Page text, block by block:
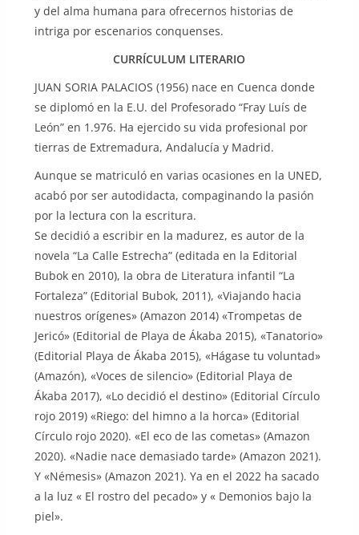
y del alma humana para ofrecernos historias de
intriga por escenarios conquenses.
CURRÍCULUM LITERARIO
JUAN SORIA PALACIOS (1956) nace en Cuenca donde
se diplomó en la E.U. del Profesorado “Fray Luís de
León” en 1.976. Ha ejercido su vida profesional por
tierras de Extremadura, Andalucía y Madrid.
Aunque se matriculó en varias ocasiones en la UNED,
acabó por ser autodidacta, compaginando la pasión
por la lectura con la escritura.
Se decidió a escribir en la madurez, es autor de la
novela “La Calle Estrecha” (editada en la Editorial
Bubok en 2010), la obra de Literatura infantil “La
Fortaleza” (Editorial Bubok, 2011), «Viajando hacia
nuestros orígenes» (Amazon 2014) «Trompetas de
Jericó» (Editorial de Playa de Ákaba 2015), «Tanatorio»
(Editorial Playa de Ákaba 2015), «Hágase tu voluntad»
(Amazón), «Voces de silencio» (Editorial Playa de
Ákaba 2017), «Lo decidió el destino» (Editorial Círculo
rojo 2019) «Riego: del himno a la horca» (Editorial
Círculo rojo 2020). «El eco de las cometas» (Amazon
2020). «Nadie nace demasiado tarde» (Amazon 2021).
Y «Némesis» (Amazon 2021). Ya en el 2022 ha sacado
a la luz « El rostro del pecado» y « Demonios bajo la
piel».